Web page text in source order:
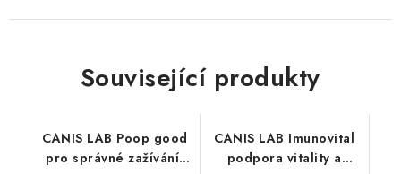
Související produkty
CANIS LAB Poop good
pro správné zažívání;
CANIS LAB Imunovital
podpora vitality a